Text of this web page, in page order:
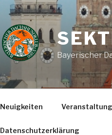
Bayerischer
Neuigkeiten
Datenschutzerklärung